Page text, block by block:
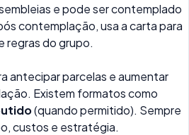
e pode ser contemplado
contemplação, usa a carta para
regras do grupo.
antecipar parcelas e aumentar
Existem formatos como
(quando permitido). Sempre
custos e estratégia.